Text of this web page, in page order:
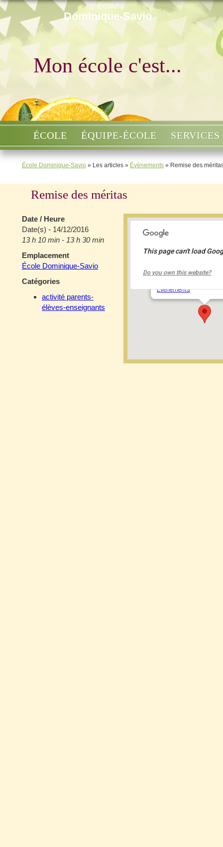
École
Dominique-Savio
Mon école c'est...
ÉCOLE ÉQUIPE-ÉCOLE SERVICES
École Dominique-Savio » Les articles » Évènements » Remise des
Remise des méritas
École Dominique-
Événements
This page can't load
Do you own this website?
Date / Heure
Date(s) - 14/12/2016
13 h 10 min - 13 h 30 min
Emplacement
École Dominique-Savio
Catégories
activité parents-
élèves-enseignants